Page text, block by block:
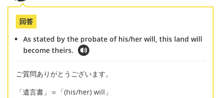
回答
As stated by the probate of his/her will, this land will
become theirs.
ご質問ありがとうございます。
「遺言書」＝「(his/her) will」